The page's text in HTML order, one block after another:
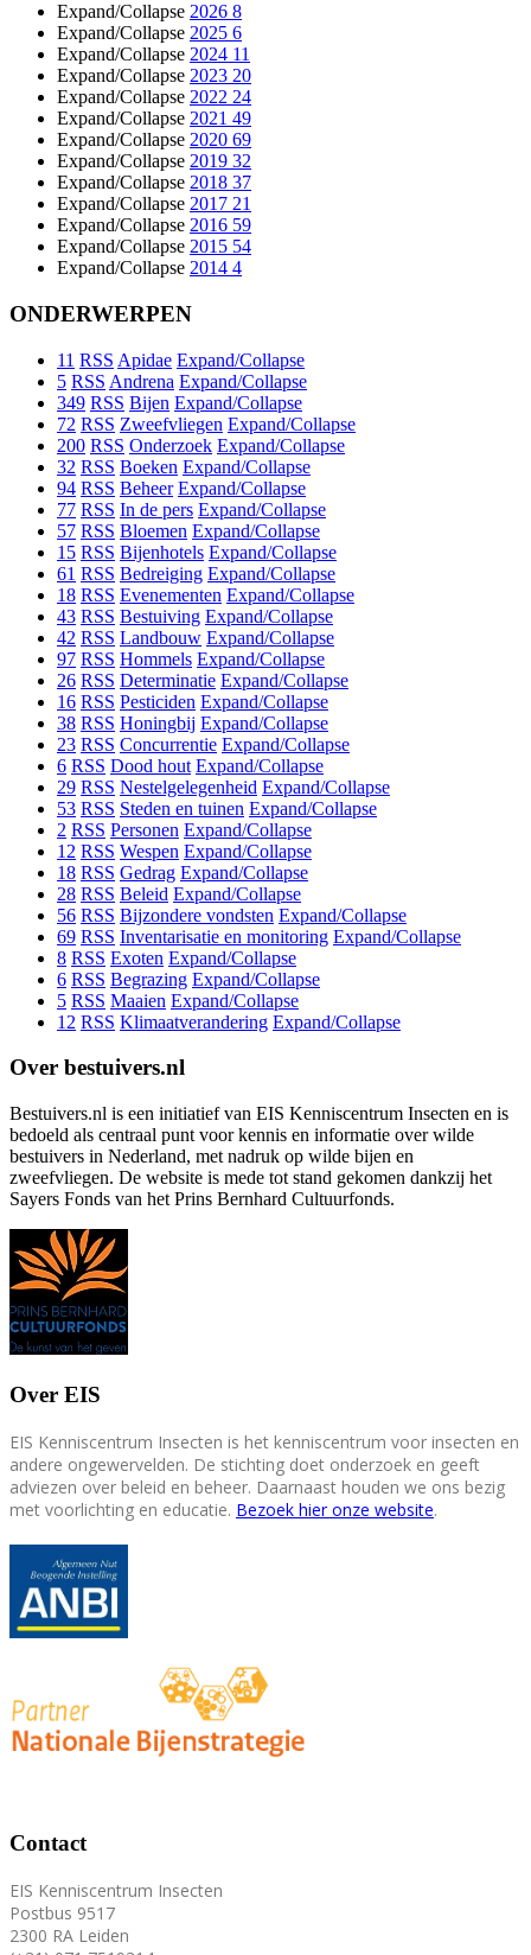
Expand/Collapse 2026 8
Expand/Collapse 2025 6
Expand/Collapse 2024 11
Expand/Collapse 2023 20
Expand/Collapse 2022 24
Expand/Collapse 2021 49
Expand/Collapse 2020 69
Expand/Collapse 2019 32
Expand/Collapse 2018 37
Expand/Collapse 2017 21
Expand/Collapse 2016 59
Expand/Collapse 2015 54
Expand/Collapse 2014 4
ONDERWERPEN
11 RSS Apidae Expand/Collapse
5 RSS Andrena Expand/Collapse
349 RSS Bijen Expand/Collapse
72 RSS Zweefvliegen Expand/Collapse
200 RSS Onderzoek Expand/Collapse
32 RSS Boeken Expand/Collapse
94 RSS Beheer Expand/Collapse
77 RSS In de pers Expand/Collapse
57 RSS Bloemen Expand/Collapse
15 RSS Bijenhotels Expand/Collapse
61 RSS Bedreiging Expand/Collapse
18 RSS Evenementen Expand/Collapse
43 RSS Bestuiving Expand/Collapse
42 RSS Landbouw Expand/Collapse
97 RSS Hommels Expand/Collapse
26 RSS Determinatie Expand/Collapse
16 RSS Pesticiden Expand/Collapse
38 RSS Honingbij Expand/Collapse
23 RSS Concurrentie Expand/Collapse
6 RSS Dood hout Expand/Collapse
29 RSS Nestelgelegenheid Expand/Collapse
53 RSS Steden en tuinen Expand/Collapse
2 RSS Personen Expand/Collapse
12 RSS Wespen Expand/Collapse
18 RSS Gedrag Expand/Collapse
28 RSS Beleid Expand/Collapse
56 RSS Bijzondere vondsten Expand/Collapse
69 RSS Inventarisatie en monitoring Expand/Collapse
8 RSS Exoten Expand/Collapse
6 RSS Begrazing Expand/Collapse
5 RSS Maaien Expand/Collapse
12 RSS Klimaatverandering Expand/Collapse
Over bestuivers.nl
Bestuivers.nl is een initiatief van EIS Kenniscentrum Insecten en is
bedoeld als centraal punt voor kennis en informatie over wilde
bestuivers in Nederland, met nadruk op wilde bijen en
zweefvliegen. De website is mede tot stand gekomen dankzij het
Sayers Fonds van het Prins Bernhard Cultuurfonds.
Over EIS
EIS Kenniscentrum Insecten is het kenniscentrum voor insecten en
andere ongewervelden. De stichting doet onderzoek en geeft
adviezen over beleid en beheer. Daarnaast houden we ons bezig
met voorlichting en educatie. Bezoek hier onze website.
Contact
EIS Kenniscentrum Insecten
Postbus 9517
2300 RA Leiden